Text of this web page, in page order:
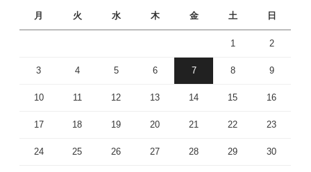
月 火 水 木 金 土 日
1 2
3 4 5 6 7 8 9
10 11 12 13 14 15 16
17 18 19 20 21 22 23
24 25 26 27 28 29 30